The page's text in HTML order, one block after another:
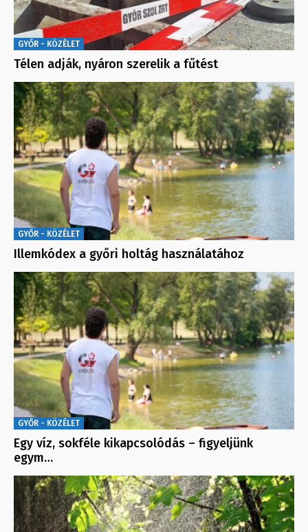
GYŐR - KÖZÉLET
Télen adják, nyáron szerelik a fűtést
GYŐR - KÖZÉLET
Illemkódex a győri holtág használatához
GYŐR - KÖZÉLET
Egy víz, sokféle kikapcsolódás – figyeljünk
egym…